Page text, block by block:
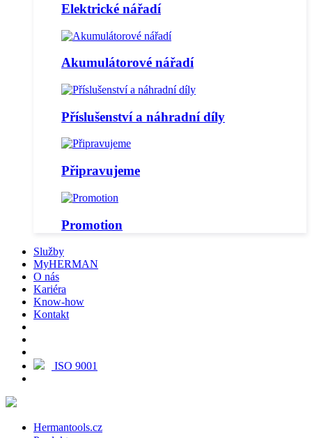
Elektrické nářadí
Akumulátorové nářadí
Příslušenství a náhradní díly
Připravujeme
Promotion
Služby
MyHERMAN
O nás
Kariéra
Know-how
Kontakt
ISO 9001
Hermantools.cz